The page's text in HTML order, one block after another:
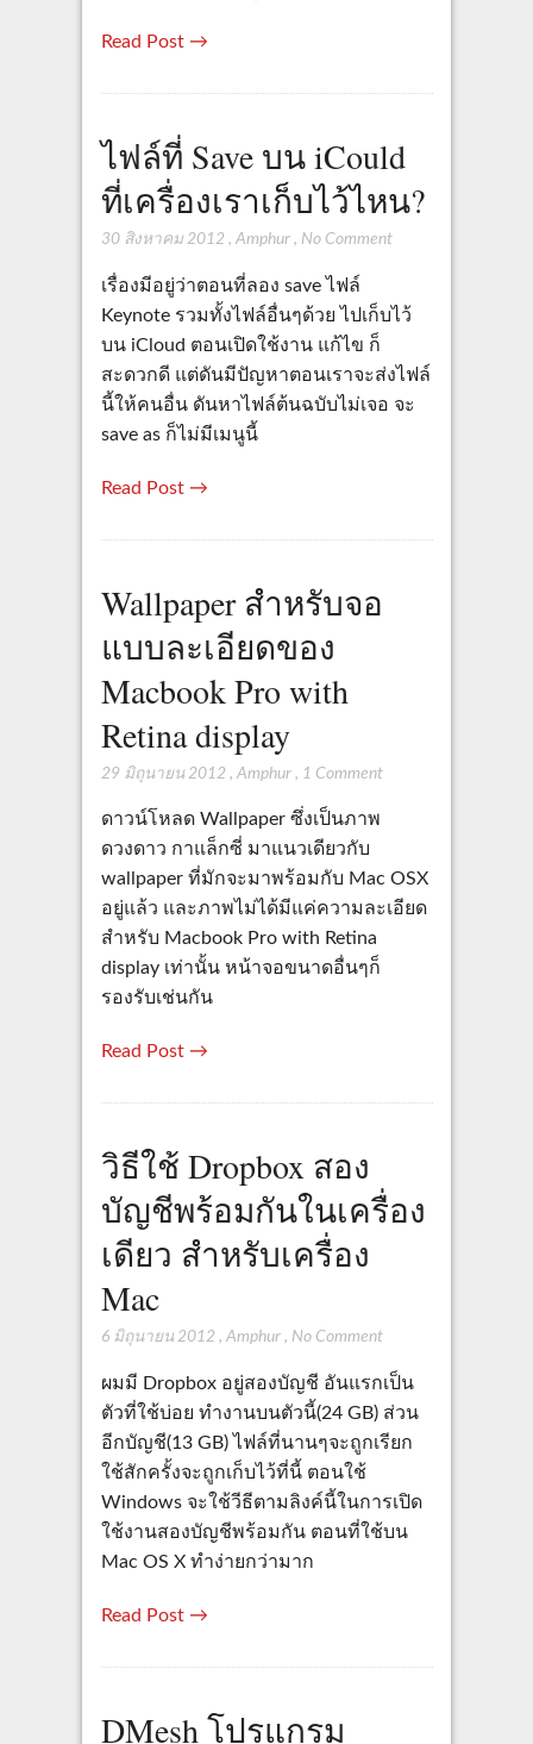
Read Post →
ไฟล์ที่ Save บน iCould
ที่เครื่องเราเก็บไว้ไหน?
30 สิงหาคม 2012 , Amphur, No Comment
เรื่องมีอยู่ว่าตอนที่ลอง save ไฟล์
Keynote รวมทั้งไฟล์อื่นๆด้วย ไปเก็บไว้
บน iCloud ตอนเปิดใช้งาน แก้ไข ก็
สะดวกดี แต่ดันมีปัญหาตอนเราจะส่งไฟล์
นี้ให้คนอื่น ดันหาไฟล์ต้นฉบับไม่เจอ จะ
save as ก็ไม่มีเมนูนี้
Read Post →
Wallpaper สำหรับจอ
แบบละเอียดของ
Macbook Pro with
Retina display
29 มิถุนายน 2012 , Amphur, 1 Comment
ดาวน์โหลด Wallpaper ซึ่งเป็นภาพ
ดวงดาว กาแล็กซี่ มาแนวเดียวกับ
wallpaper ที่มักจะมาพร้อมกับ Mac OSX
อยู่แล้ว และภาพไม่ได้มีแค่ความละเอียด
สำหรับ Macbook Pro with Retina
display เท่านั้น หน้าจอขนาดอื่นๆก็
รองรับเช่นกัน
Read Post →
วิธีใช้ Dropbox สอง
บัญชีพร้อมกันในเครื่อง
เดียว สำหรับเครื่อง
Mac
6 มิถุนายน 2012 , Amphur, No Comment
ผมมี Dropbox อยู่สองบัญชี อันแรกเป็น
ตัวที่ใช้บ่อย ทำงานบนตัวนี้(24 GB) ส่วน
อีกบัญชี(13 GB) ไฟล์ที่นานๆจะถูกเรียก
ใช้สักครั้งจะถูกเก็บไว้ที่นี้ ตอนใช้
Windows จะใช้วีธีตามลิงค์นี้ในการเปิด
ใช้งานสองบัญชีพร้อมกัน ตอนที่ใช้บน
Mac OS X ทำง่ายกว่ามาก
Read Post →
DMesh โปรแกรม